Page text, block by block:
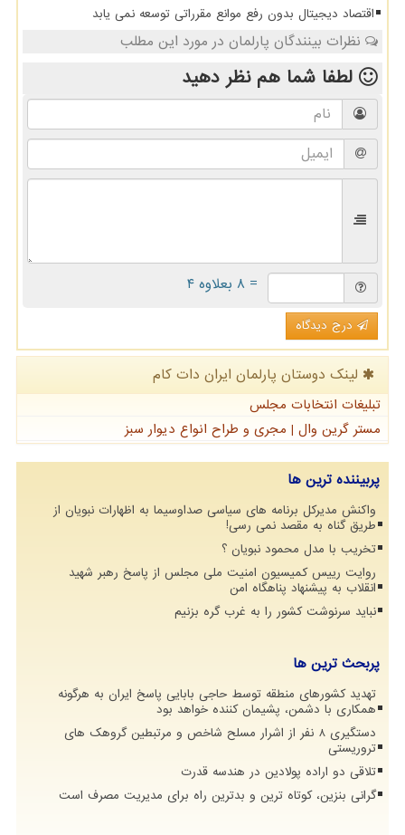
اقتصاد دیجیتال بدون رفع موانع مقرراتی توسعه نمی یابد
نظرات بینندگان پارلمان در مورد این مطلب
لطفا شما همنظر دهید
= ۸ بعلاوه ۴
درج دیدگاه
لینک دوستان پارلمان ایران دات كام
تبلیغات انتخابات مجلس
مستر گرین وال | مجری و طراح انواع دیوار سبز
پربیننده ترین ها
واکنش مدیرکل برنامه های سیاسی صداوسیما به اظهارات نبویان از
طریق گناه به مقصد نمی رسی!
تخریب با مدل محمود نبویان ؟
روایت رییس کمیسیون امنیت ملی مجلس از پاسخ رهبر شهید
انقلاب به پیشنهاد پناهگاه امن
نباید سرنوشت کشور را به غرب گره بزنیم
پربحث ترین ها
تهدید کشورهای منطقه توسط حاجی بابایی پاسخ ایران به هرگونه
همکاری با دشمن، پشیمان کننده خواهد بود
دستگیری 8 نفر از اشرار مسلح شاخص و مرتبطین گروهک های
تروریستی
تلاقی دو اراده پولادین در هندسه قدرت
گرانی بنزین، کوتاه ترین و بدترین راه برای مدیریت مصرف است